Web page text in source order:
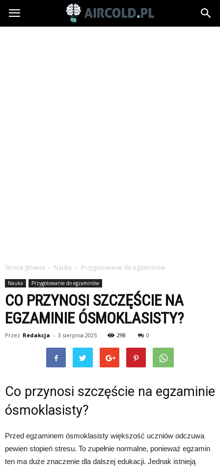
Aircold.pl
Strona główna Nauka Przygotowanie do egzaminów
Nauka Przygotowanie do egzaminów
CO PRZYNOSI SZCZĘŚCIE NA
EGZAMINIE ÓSMOKLASISTY?
Przez Redakcja - 3 sierpnia 2025 298 0
Co przynosi szczęście na egzaminie
ósmoklasisty?
Przed egzaminem ósmoklasisty większość uczniów odczuwa
pewien stopień stresu. To zupełnie normalne, ponieważ egzamin
ten ma duże znaczenie dla dalszej edukacji. Jednak istnieją